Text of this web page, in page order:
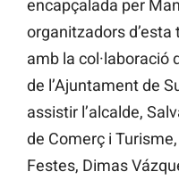
encapçalada per
organitzadors
amb la col·laboració
de l’Ajuntament de
assistir l’alcalde,
de Comerç i
Festes, Dimas